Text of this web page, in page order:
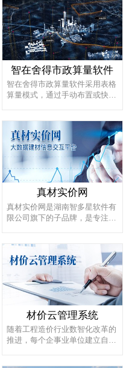
智在舍得市政算量软件
智在舍得市政算量软件采用表格
算量模式，通过手动布置或快速
真材实价网
真材实价网是湖南智多星软件有
限公司旗下的子品牌，是专注湖
材价云管理系统
随着工程造价行业数智化改革的
推进，每个企事业单位建立自有